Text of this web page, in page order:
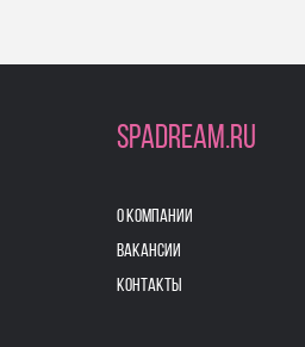
SPADREAM.RU
О КОМПАНИИ
ВАКАНСИИ
КОНТАКТЫ